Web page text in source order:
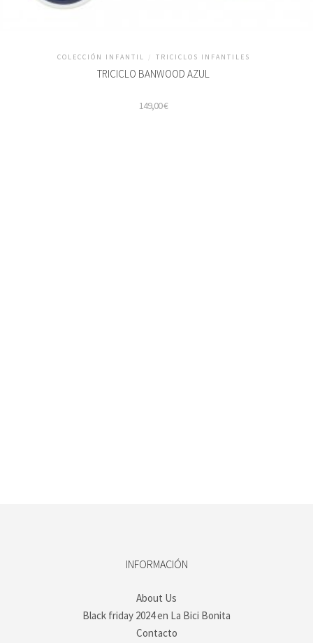
COLECCIÓN INFANTIL / TRICICLOS INFANTILES
TRICICLO BANWOOD AZUL
149,00€
INFORMACIÓN
About Us
Black friday 2024 en La Bici Bonita
Contacto